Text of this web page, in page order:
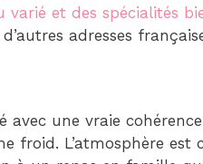
varié et des spécialités
adresses
une vraie
froid. L’atmosphère est